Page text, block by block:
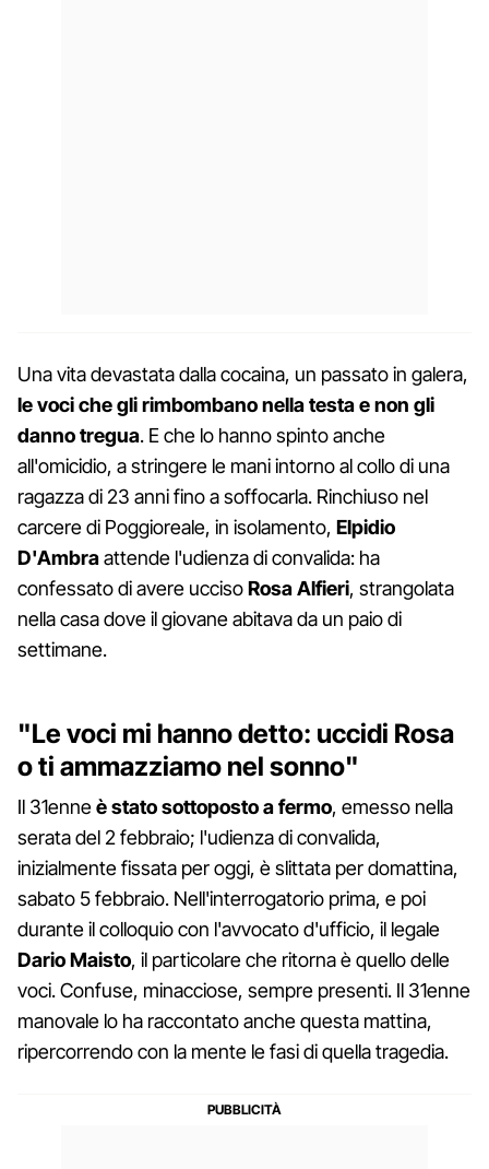
Una vita devastata dalla cocaina, un passato in galera,
le voci che gli rimbombano nella testa e non gli
danno tregua. E che lo hanno spinto anche
all'omicidio, a stringere le mani intorno al collo di una
ragazza di 23 anni fino a soffocarla. Rinchiuso nel
carcere di Poggioreale, in isolamento, Elpidio
D'Ambraattende l'udienza di convalida: ha
confessato di avere uccisoRosa Alfieri, strangolata
nella casa dove il giovane abitava da un paio di
settimane.
"Le voci mi hanno detto: uccidi Rosa
o ti ammazziamo nel sonno"
Il 31enneè stato sottoposto a fermo, emesso nella
serata del 2 febbraio; l'udienza di convalida,
inizialmente fissata per oggi, è slittata per domattina,
sabato 5 febbraio. Nell'interrogatorio prima, e poi
durante il colloquio con l'avvocato d'ufficio, il legale
Dario Maisto, il particolare che ritorna è quello delle
voci. Confuse, minacciose, sempre presenti. Il 31enne
manovale lo ha raccontato anche questa mattina,
ripercorrendo con la mente le fasi di quella tragedia.